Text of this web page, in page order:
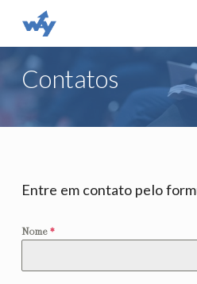
main
contentContatos
Entre em contato pelo
Nome*